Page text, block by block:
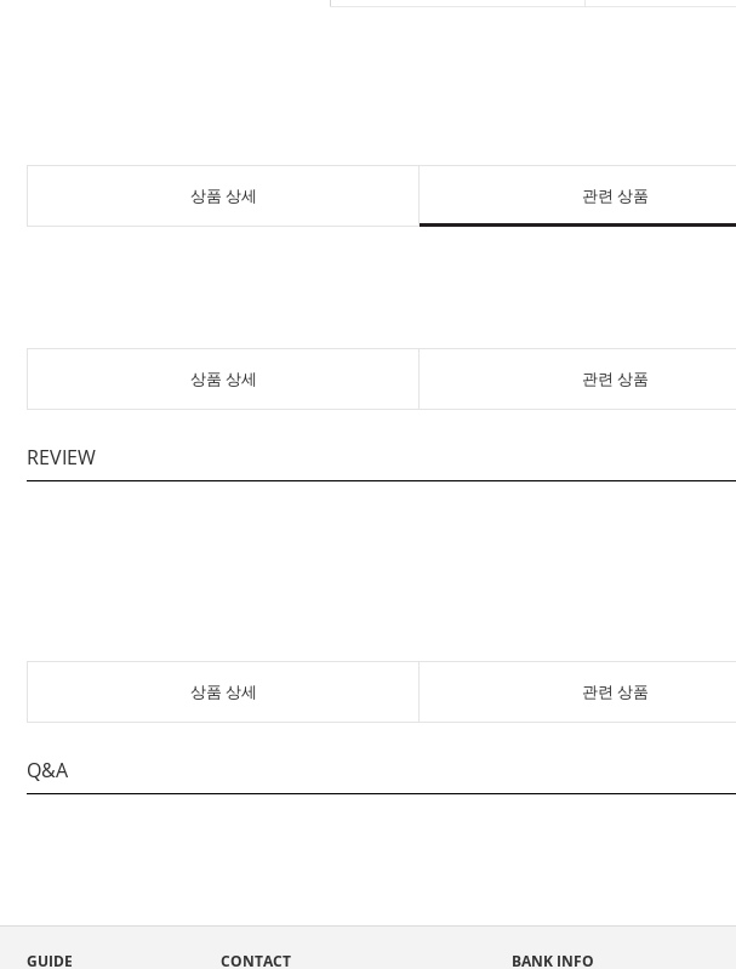
상품 상세 관련 상품
상품 상세 관련 상품
REVIEW
상품 상세 관련 상품
Q&A
GUIDE CONTACT BANK INFO